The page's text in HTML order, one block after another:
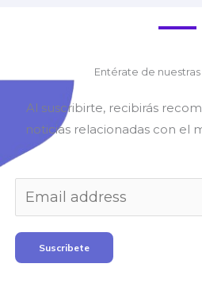
Entérate de
Al suscribirte, recibirás
noticias relacionadas con el
Suscribete